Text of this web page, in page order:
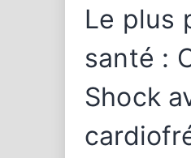
Le plus
santé :
Shock